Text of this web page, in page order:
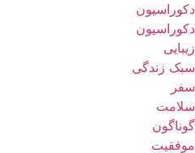
دکوراسیون
دکوراسیون
زیبایی
سبک زندگی
سفر
سلامت
گوناگون
موفقیت